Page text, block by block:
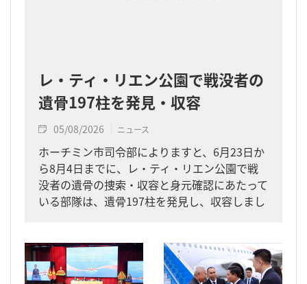
レ・ティ・リエン公園で戦没者の
遺骨197柱を発見・収容
05/08/2026 ニュース
ホーチミン市司令部によりますと、6月23日か
ら8月4日までに、レ・ティ・リエン公園で戦
没者の遺骨の捜索・収容と身元確認にあたって
いる部隊は、遺骨197柱を発見し、収容しまし